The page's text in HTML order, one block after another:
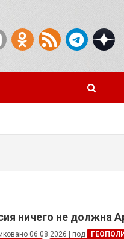
ничего не должна
06.08.2026 под